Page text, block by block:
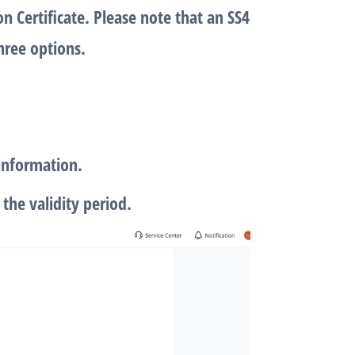
Certificate. Please note that an SS4
options.
validity period.